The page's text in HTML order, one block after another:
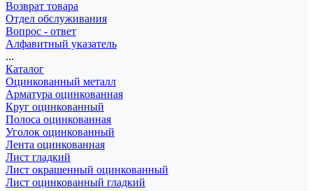
Возврат товара
Отдел обслуживания
Вопрос - ответ
Алфавитный указатель
...
Каталог
Оцинкованный металл
Арматура оцинкованная
Круг оцинкованный
Полоса оцинкованная
Уголок оцинкованный
Лента оцинкованная
Лист гладкий
Лист окрашенный оцинкованный
Лист оцинкованный гладкий